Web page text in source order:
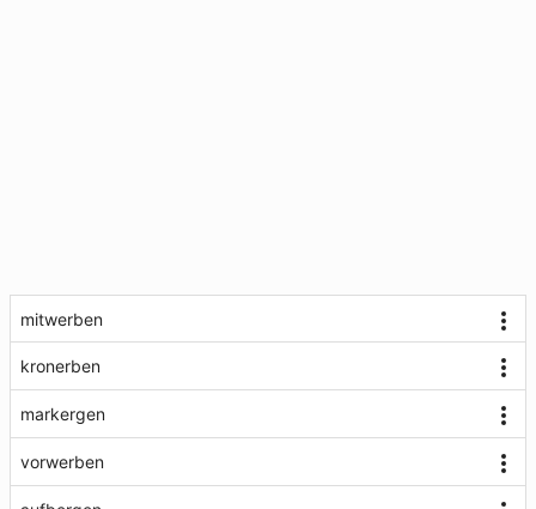
mitwerben
kronerben
markergen
vorwerben